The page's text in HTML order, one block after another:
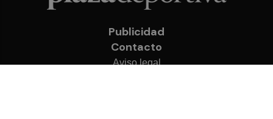
Publicidad
Contacto
Aviso legal